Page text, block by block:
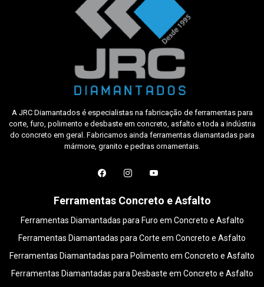
A JRC Diamantados é especialistas na fabricação de ferramentas para
corte, furo, polimento e desbaste em concreto, asfalto e toda a indústria
do concreto em geral. Fabricamos ainda ferramentas diamantadas para
mármore, granito e pedras ornamentais.
Ferramentas Concreto e Asfalto
Ferramentas Diamantadas para Furo em Concreto e Asfalto
Ferramentas Diamantadas para Corte em Concreto e Asfalto
Ferramentas Diamantadas para Polimento em Concreto e Asfalto
Ferramentas Diamantadas para Desbaste em Concreto e Asfalto